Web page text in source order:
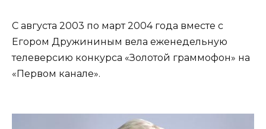
С августа 2003 по март 2004 года вместе с
Егором Дружининым вела еженедельную
телеверсию конкурса «Золотой граммофон» на
«Первом канале».